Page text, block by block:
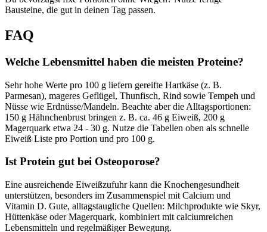
Bausteine, die gut in deinen Tag passen.
FAQ
Welche Lebensmittel haben die meisten Proteine?
Sehr hohe Werte pro 100 g liefern gereifte Hartkäse (z. B.
Parmesan), mageres Geflügel, Thunfisch, Rind sowie Tempeh und
Nüsse wie Erdnüsse/Mandeln. Beachte aber die Alltagsportionen:
150 g Hähnchenbrust bringen z. B. ca. 46 g Eiweiß, 200 g
Magerquark etwa 24 - 30 g. Nutze die Tabellen oben als schnelle
Eiweiß Liste pro Portion und pro 100 g.
Ist Protein gut bei Osteoporose?
Eine ausreichende Eiweißzufuhr kann die Knochengesundheit
unterstützen, besonders im Zusammenspiel mit Calcium und
Vitamin D. Gute, alltagstaugliche Quellen: Milchprodukte wie Skyr,
Hüttenkäse oder Magerquark, kombiniert mit calciumreichen
Lebensmitteln und regelmäßiger Bewegung.